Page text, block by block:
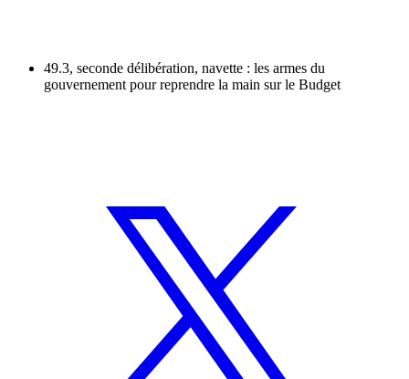
49.3, seconde délibération, navette : les armes du
gouvernement pour reprendre la main sur le Budget